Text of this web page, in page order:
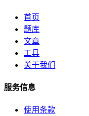
首页
题库
文章
工具
关于我们
服务信息
使用条款